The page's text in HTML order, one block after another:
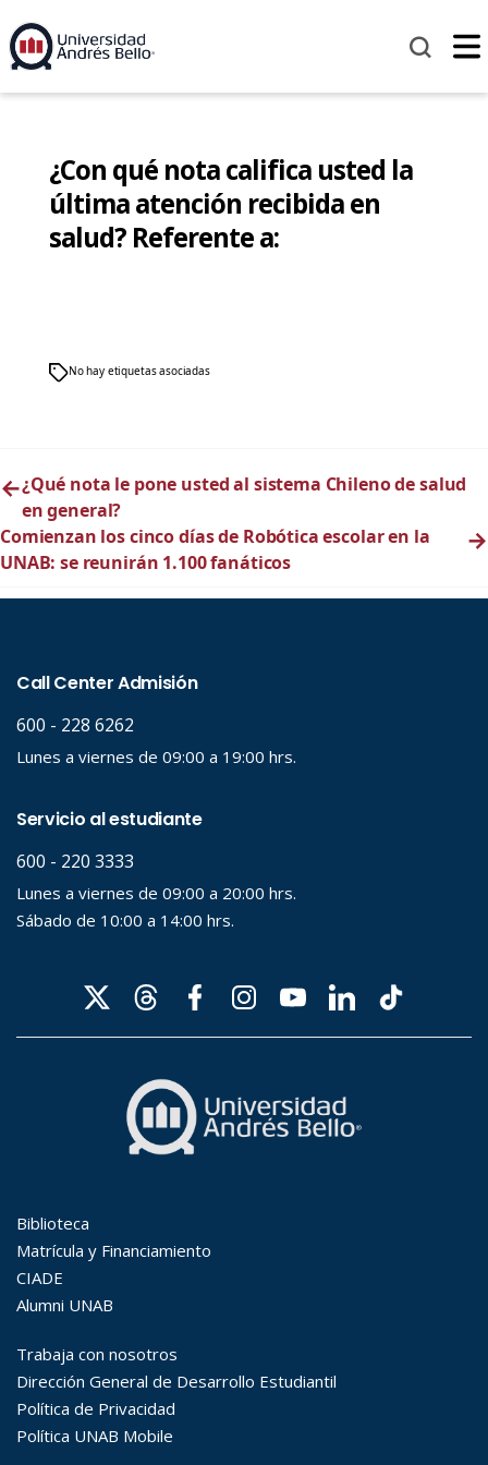
¿Con qué nota califica usted la
última atención recibida en
salud? Referente a:
No hay etiquetas asociadas
←¿Qué nota le pone usted al sistema Chileno de salud
en general?
Comienzan los cinco días de Robótica escolar en la
UNAB: se reunirán 1.100 fanáticos
→